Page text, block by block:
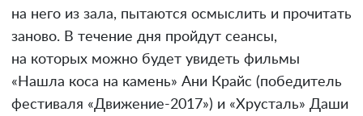
на него из зала, пытаются осмыслить и прочитать
заново. В течение дня пройдут сеансы,
на которых можно будет увидеть фильмы
«Нашла коса на камень» Ани Крайс (победитель
фестиваля «Движение-2017») и «Хрусталь» Даши